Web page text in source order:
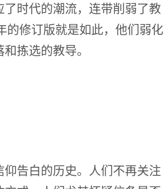
时代的潮流，连带削弱了教
的修订版就是如此，他们弱化
拣选的教导。
告白的历史。人们不再关注